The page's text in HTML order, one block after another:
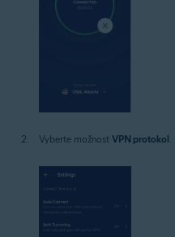
Vyberte možnost VPN protokol.